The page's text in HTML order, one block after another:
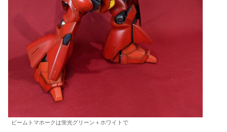
ビームトマホークは蛍光グリーン＋ホワイトで